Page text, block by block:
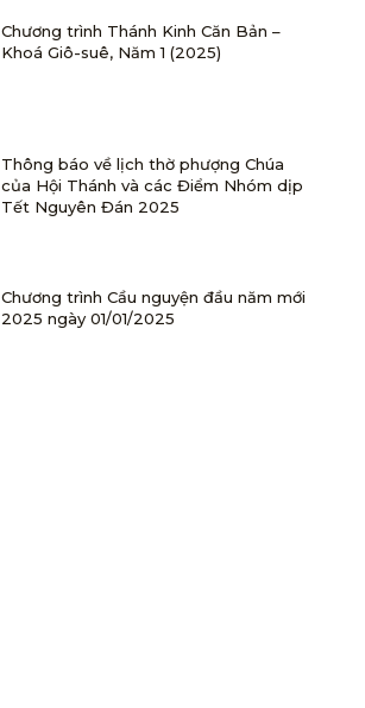
Chương trình Thánh Kinh Căn Bản –
Khoá Giô-suê, Năm 1 (2025)
Thông báo về lịch thờ phượng Chúa
của Hội Thánh và các Điểm Nhóm dịp
Tết Nguyên Đán 2025
Chương trình Cầu nguyện đầu năm mới
2025 ngày 01/01/2025